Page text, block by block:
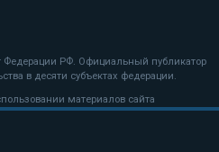
Федерации РФ. Официальный публикатор
в десяти субъектах федерации.
материалов сайта